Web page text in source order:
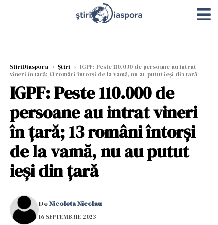
StiriDiaspora › Știri › IGPF: Peste 110.000 de persoane au intrat
vineri în ţară; 13 români întorși de la vamă, nu au putut ieși din țară
IGPF: Peste 110.000 de
persoane au intrat vineri
în ţară; 13 români întorși
de la vamă, nu au putut
ieși din țară
DeNicoleta Nicolau
16 SEPTEMBRIE 2023